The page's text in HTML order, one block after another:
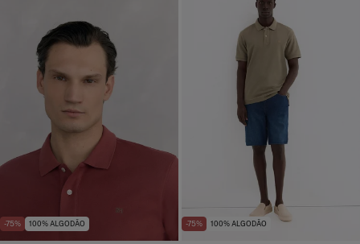
-75% 100% ALGODÃO -75% 100% ALGODÃO